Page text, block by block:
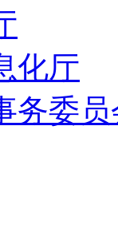
化厅
务委员